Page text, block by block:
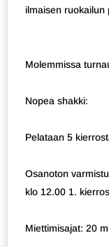
ilmaisen ruokailun
Molemmissa
Nopea shakki:
Pelataan 5
Osanoton
klo 12.00 1.
Miettimisajat: 20